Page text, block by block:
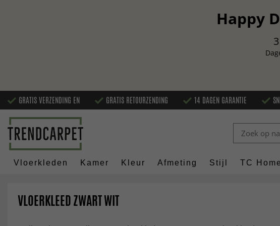
Happy
3
GRATIS VERZENDING EN GRATIS RETOURZENDING 14 DAGEN GARANTIE
Vloerkleden Kamer Kleur Afmeting Stijl TC Home
VLOERKLEED ZWART WIT